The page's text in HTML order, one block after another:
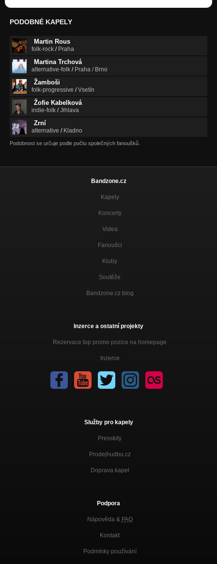
PODOBNÉ KAPELY
Martin Rous
folk-rock / Praha
Martina Trchová
alternative-folk / Praha / Brno
Žamboši
folk-progressive /Vsetín
Žofie Kabelková
indie-folk /Jihlava
Zrní
alternative / Kladno
Podobnost se určuje podle počtu společných fanoušků.
Bandzone.cz
Kapely
Koncerty
Videa
Fanoušci
Kluby
Soutěže
Bandzone.cz blog
Inzerce a ostatní projekty
Rezervace top promo pozice na homepage
Inzerce
Služby pro kapely
Presskity
Prodejhudbu.cz
Doprava kapel
Podpora
Nápověda & FAQ
Kontakt
Podmínky používání